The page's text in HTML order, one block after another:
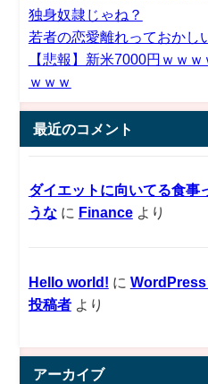
独身奴隷じゃね？
若者の恋愛離れっておかし
【悲報】新米7000円ｗｗｗ
ｗｗｗ
最近のコメント
ダイエットに向いてる食事
うなに Financeより
Hello world! に WordPress
投稿者より
アーカイブ